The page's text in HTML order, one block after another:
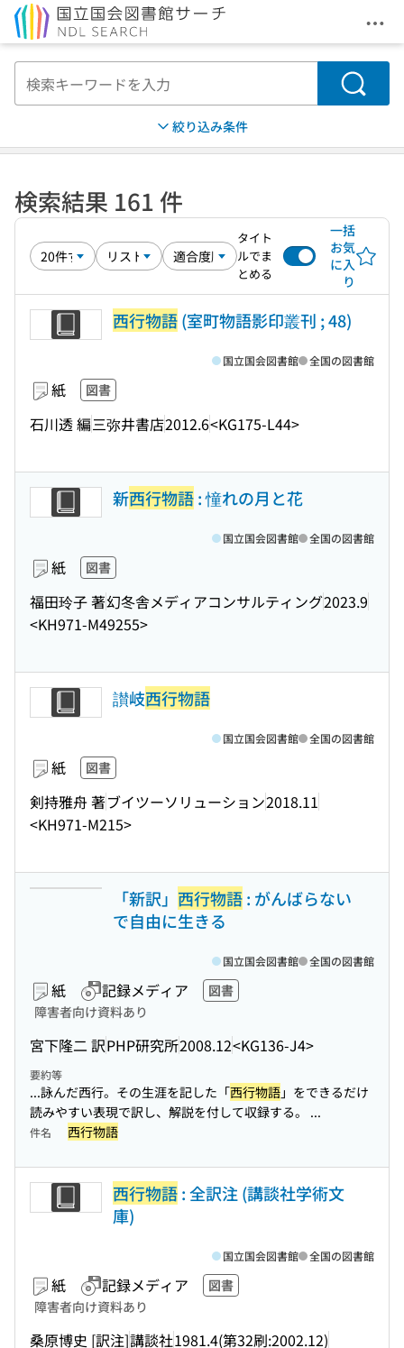
メ
検索
絞り込み条件
検索結果 161 件
タイト
ルでま
とめる
一括
お気
に入
り
西行物語(室町物語影印叢刊 ; 48)
紙 図書
石川透 編三弥井書店2012.6<KG175-L44>
国立国会図書館 全国の図書館
新西行物語: 憧れの月と花
紙 図書
福田玲子 著幻冬舎メディアコンサルティング2023.9
<KH971-M49255>
国立国会図書館 全国の図書館
讃岐西行物語
紙 図書
剣持雅舟 著ブイツーソリューション2018.11
<KH971-M215>
国立国会図書館 全国の図書館
「新訳」 西行物語: がんばらない
で自由に生きる
紙 記録メディア
図書
障害者向け資料あり
宮下隆二 訳PHP研究所2008.12<KG136-J4>
国立国会図書館 全国の図書館
要約等
...詠んだ西行。その生涯を記した「西行物語」をできるだけ
読みやすい表現で訳し、解説を付して収録する。 ...
件名 西行物語
西行物語: 全訳注 (講談社学術文
庫)
紙 記録メディア
図書
障害者向け資料あり
桑原博史 [訳注]講談社1981.4(第32刷:2002.12)
国立国会図書館 全国の図書館